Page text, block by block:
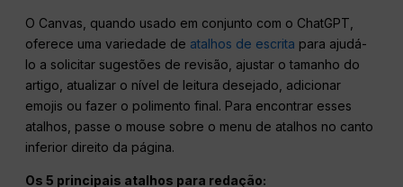
O Canvas, quando usado em conjunto com o ChatGPT,
oferece uma variedade de atalhos de escrita para ajudá-
lo a solicitar sugestões de revisão, ajustar o tamanho do
artigo, atualizar o nível de leitura desejado, adicionar
emojis ou fazer o polimento final. Para encontrar esses
atalhos, passe o mouse sobre o menu de atalhos no canto
inferior direito da página.
Os 5 principais atalhos para redação: